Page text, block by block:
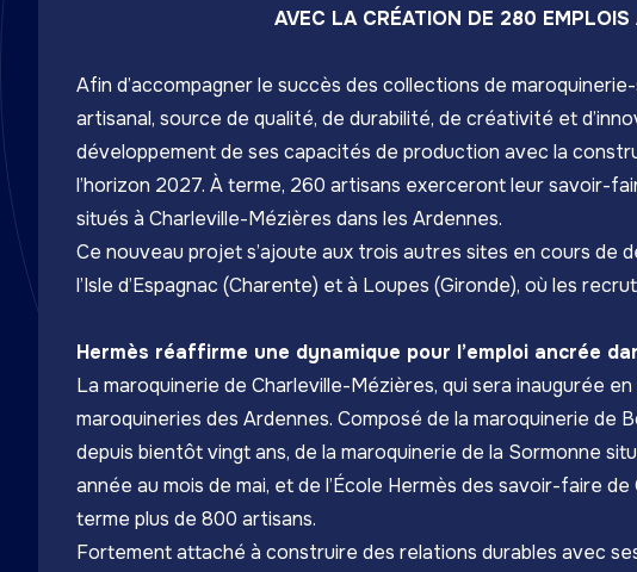
AVEC LA CRÉATION DE 280 EMPLOIS
Afin d’accompagner le succès des collections de
artisanal, source de qualité, de durabilité, de créativité et
développement de ses capacités de production avec la
l’horizon 2027. À terme, 260 artisans exerceront leur savoir-
situés à Charleville-Mézières dans les Ardennes.
Ce nouveau projet s’ajoute aux trois autres sites en cours de
l’Isle d’Espagnac (Charente) et à Loupes (Gironde), où les
Hermès réaffirme une dynamique pour l’emploi ancrée
La maroquinerie de Charleville-Mézières, qui sera inaugurée
maroquineries des Ardennes. Composé de la maroquinerie
depuis bientôt vingt ans, de la maroquinerie de la Sormonne
année au mois de mai, et de l’École Hermès des savoir-faire
terme plus de 800 artisans.
Fortement attaché à construire des relations durables avec